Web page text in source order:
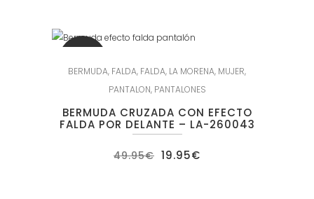
BERMUDA, FALDA, FALDA, LA MORENA, MUJER,
PANTALON, PANTALONES
BERMUDA CRUZADA CON EFECTO
FALDA POR DELANTE – LA-260043
49.95€ El
precio
19.95€